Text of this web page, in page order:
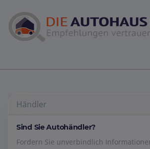
Händler
Sind Sie Autohändler?
Fordern Sie unverbindlich